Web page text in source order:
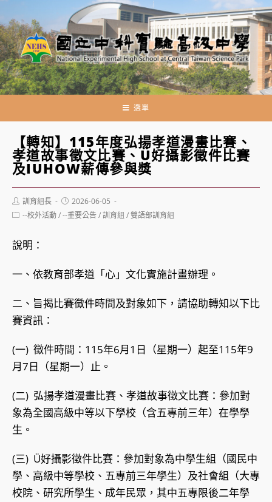
轉
至
主
要
內
選單
【轉知】115年度弘揚孝道漫畫比賽、
孝道故事徵文比賽、Ü好攝影徵件比賽
及IUHOW薪傳參與獎
Post
author:
訓育組長
Post
published:
2026-06-05
Post--校外活動/--重要公告/訓育組 /雙語部訓育組
說明：
一、依教育部孝道「心」文化實施計畫辦理。
二、旨揭比賽徵件時間及對象如下，請協助轉知以下比
賽資訊：
(一) 徵件時間：115年6月1日（星期一）起至115年9
月7日（星期一）止。
(二) 弘揚孝道漫畫比賽、孝道故事徵文比賽：參加對
象為全國高級中等以下學校（含五專前三年）在學學
生。
(三) Ü好攝影徵件比賽：參加對象為中學生組（國民中
學、高級中等學校、五專前三年學生）及社會組（大專
校院、研究所學生、成年民眾，其中五專限後二年學